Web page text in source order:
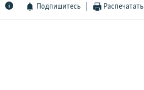
Подпишитесь Распечатать